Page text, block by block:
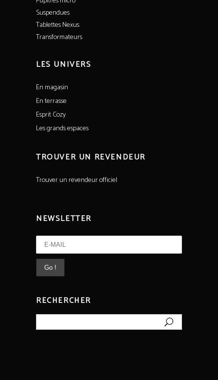
Suspendues
Tablettes Nexus
Transformateurs
LES UNIVERS
En magasin
En terrasse
Esprit Cozy
Les grands espaces
TROUVER UN REVENDEUR
Trouver un revendeur officiel
NEWSLETTER
RECHERCHER